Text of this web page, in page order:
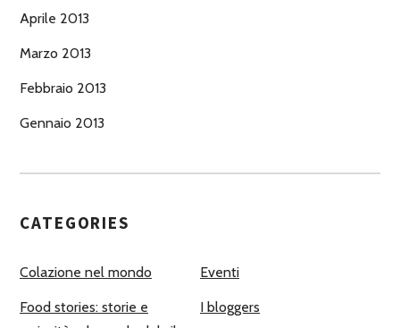
Aprile 2013
Marzo 2013
Febbraio 2013
Gennaio 2013
CATEGORIES
Colazione nel mondo Eventi
Food stories: storie e
I bloggers